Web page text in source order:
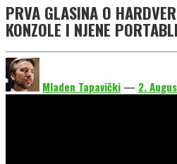
PRVA GLASINA O
KONZOLE I NJENE
Mladen Tapavički — 2.